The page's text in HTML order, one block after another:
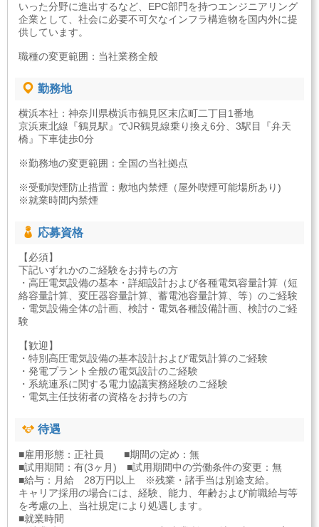
いった分野に進出するなど、EPC部門を持つエンジニアリング
企業として、社会に必要不可欠なインフラ構造物を国内外に提
供しています。
職種の変更範囲：当社業務全般
勤務地
横浜本社：神奈川県横浜市鶴見区末広町二丁目1番地
京浜東北線『鶴見駅』でJR鶴見線乗り換え6分、3駅目『弁天
橋』下車徒歩0分
※勤務地の変更範囲：全国の当社拠点
※受動喫煙防止措置：敷地内禁煙（屋外喫煙可能場所あり)
※就業時間内禁煙
応募資格
【必須】
下記いずれかのご経験をお持ちの方
・高圧電気設備の基本・詳細設計および各種電気容量計算（短
絡容量計算、変圧器容量計算、蓄電池容量計算、等）のご経験
・電気設備全体の計画、検討・電気各種設備計画、検討のご経
験
【歓迎】
・特別高圧電気設備の基本設計および電気計算のご経験
・発電プラント全般の電気設計のご経験
・系統連系に関する電力協議実務経験のご経験
・電気主任技術者の資格をお持ちの方
待遇
■雇用形態：正社員 ■期間の定め：無
■試用期間：有(3ヶ月) ■試用期間中の労働条件の変更：無
■給与：月給 28万円以上 ※残業・諸手当は別途支給。
キャリア採用の場合には、経験、能力、年齢および前職給与等
を考慮の上、当社規定により処遇します。
■就業時間